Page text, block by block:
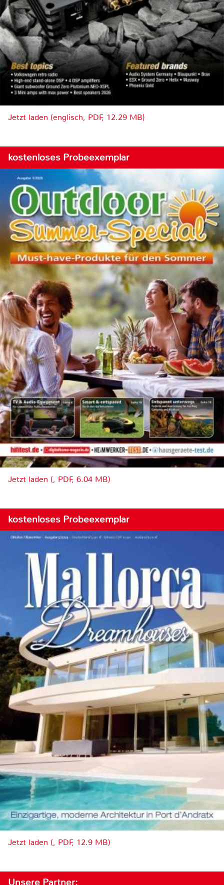
Jetzt laden (englisch, PDF, 12.29 MB)
kostenloses Probeexemplar
Jetzt laden (, PDF, 6.04 MB)
kostenloses Probeexemplar
Jetzt laden (, PDF, 12.9 MB)
Unsere Partner: